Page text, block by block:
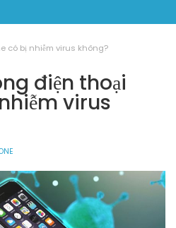
có bị nhiễm virus không?
điện thoại
virus